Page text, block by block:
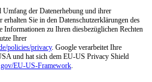
der Datenerhebung und ihrer
Sie in den Datenschutzerklärungen des
Informationen zu Ihren diesbezüglichen Rechten
Ihrer
policies/privacy. Google verarbeitet Ihre
und hat sich dem EU-US Privacy Shield
EU-US-Framework.